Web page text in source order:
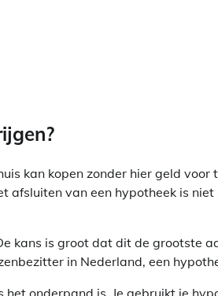
kan kopen zonder hier geld voor
afsluiten van een hypotheek is
kans is groot dat dit de grootste
in Nederland, een
onderpand is. Je gebruikt je